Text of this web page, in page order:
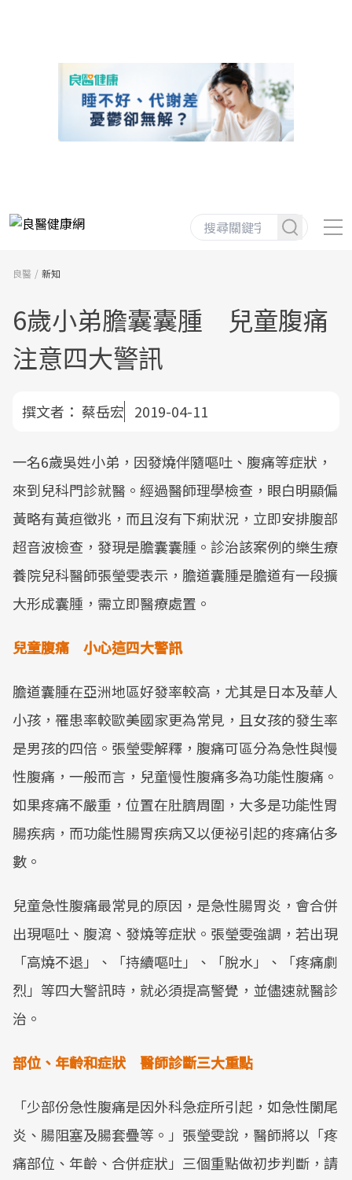
良醫 新知
6歲小弟膽囊囊腫 兒童腹痛
注意四大警訊
撰文者： 蔡岳宏 2019-04-11
一名6歲吳姓小弟，因發燒伴隨嘔吐、腹痛等症狀，
來到兒科門診就醫。經過醫師理學檢查，眼白明顯偏
黃略有黃疸徵兆，而且沒有下痢狀況，立即安排腹部
超音波檢查，發現是膽囊囊腫。診治該案例的樂生療
養院兒科醫師張瑩雯表示，膽道囊腫是膽道有一段擴
大形成囊腫，需立即醫療處置。
兒童腹痛 小心這四大警訊
膽道囊腫在亞洲地區好發率較高，尤其是日本及華人
小孩，罹患率較歐美國家更為常見，且女孩的發生率
是男孩的四倍。張瑩雯解釋，腹痛可區分為急性與慢
性腹痛，一般而言，兒童慢性腹痛多為功能性腹痛。
如果疼痛不嚴重，位置在肚臍周圍，大多是功能性胃
腸疾病，而功能性腸胃疾病又以便祕引起的疼痛佔多
數。
兒童急性腹痛最常見的原因，是急性腸胃炎，會合併
出現嘔吐、腹瀉、發燒等症狀。張瑩雯強調，若出現
「高燒不退」、「持續嘔吐」、「脫水」、「疼痛劇
烈」等四大警訊時，就必須提高警覺，並儘速就醫診
治。
部位、年齡和症狀 醫師診斷三大重點
「少部份急性腹痛是因外科急症所引起，如急性闌尾
炎、腸阻塞及腸套疊等。」張瑩雯說，醫師將以「疼
痛部位、年齡、合併症狀」三個重點做初步判斷，請